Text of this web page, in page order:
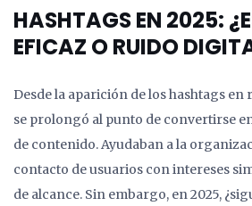
HASHTAGS EN 2025:
EFICAZ O RUIDO
Desde la aparición de los hashtags en
se prolongó al punto de convertirse
de contenido. Ayudaban a la
contacto de usuarios con intereses
de alcance. Sin embargo, en 2025,